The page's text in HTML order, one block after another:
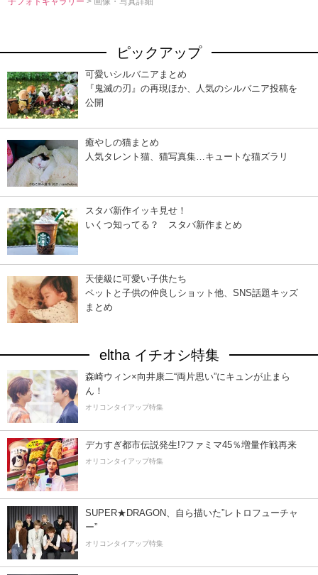
ピックアップ
可愛いシルバニアまとめ
『鬼滅の刃』の再現ほか、人気のシルバニア投稿を
公開
癒やしの猫まとめ
人気タレント猫、猫写真集…キュートな猫ズラリ
スタバ新作イッキ見せ！
いくつ知ってる？ スタバ新作まとめ
天使級に可愛い子供たち
ペットと子供の仲良しショット他、SNS話題キッズ
まとめ
eltha イチオシ特集
森崎ウィン×向井康二“両片思い”にキュンが止まら
ん！
オリコンタイアップ特集
デカすぎ都市伝説発生!?ファミマ45％増量作戦再来
オリコンタイアップ特集
SUPER★DRAGON、自ら描いた”レトロフューチャ
ー”
オリコンタイアップ特集